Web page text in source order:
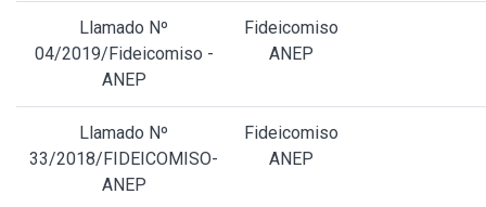
Llamado Nº
04/2019/Fideicomiso -
ANEP
Fideicomiso
ANEP
Llamado Nº
33/2018/FIDEICOMISO-
ANEP
Fideicomiso
ANEP